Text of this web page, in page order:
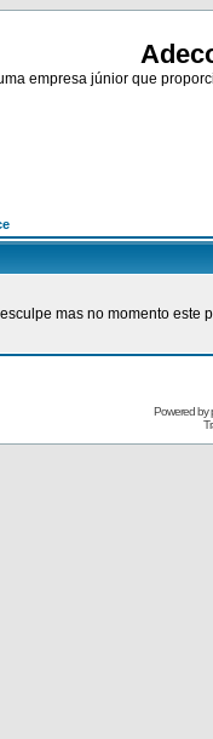
empresa júnior que
mas no momento este
Powered by